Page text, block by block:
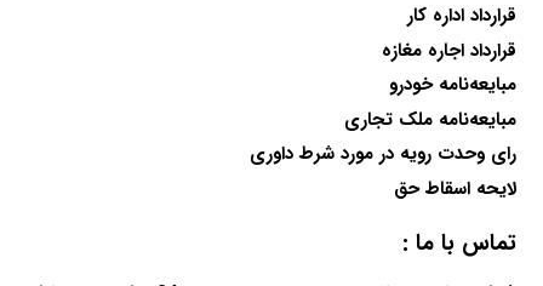
قرارداد اداره کار
قرارداد اجاره مغازه
مبایعه‌نامه خودرو
مبایعه‌نامه ملک تجاری
رای وحدت رویه در مورد شرط داوری
لایحه اسقاط حق
تماس با ما :